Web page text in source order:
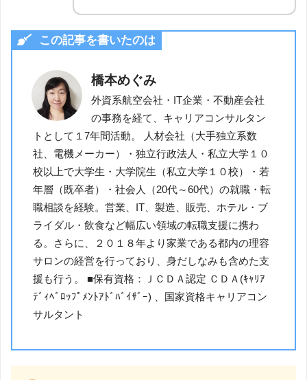
この記事を書いたのは
橋本めぐみ
外資系航空会社・IT企業・不動産会社
の事務を経て、キャリアコンサルタン
トとして１7年間活動。 人材会社（大手独立系数
社、電機メーカー）・独立行政法人・私立大学１０
校以上で大学生・大学院生（私立大学１０校）・若
年層（既卒者）・社会人（20代～60代）の就職・転
職相談を経験。営業、IT、製造、販売、ホテル・ブ
ライダル・飲食など幅広い領域の転職支援に携わ
る。さらに、２０１８年より家業である都内の理容
サロンの経営を行っており、身だしなみも含めた支
援も行う。 ■保有資格：ＪＣＤＡ認定 ＣＤＡ(ｷｬﾘｱ
ﾃﾞｨﾍﾞﾛｯﾌﾟﾒﾝﾄｱﾄﾞﾊﾞｲｻﾞｰ) 、国家資格キャリアコン
サルタント